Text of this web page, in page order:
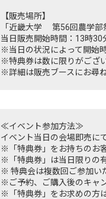
【販売場所】
「近畿大学 第56回農学部
当日販売開始時間：13時30
※当日の状況によって開始
※特典券は数に限りがござ
※詳細は販売ブースにお尋
≪イベント参加方法≫
イベント当日の会場即売に
※「特典券」をお持ちのお
※「特典券」は当日限りの
※ 特典会は複数回ご参加い
※ご予約、ご購入後のキャ
※「特典券」をお求めの方